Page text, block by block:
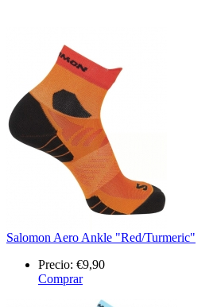
Salomon Aero Ankle "Red/Turmeric"
Precio: €9,90
Comprar